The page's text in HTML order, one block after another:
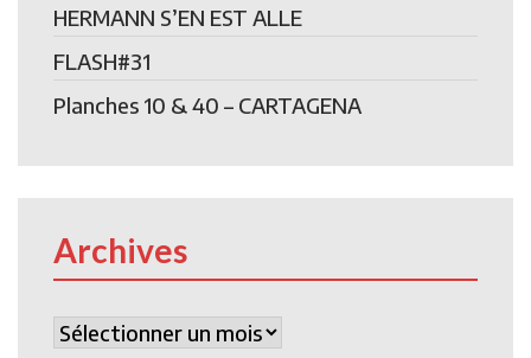
HERMANN S’EN EST ALLE
FLASH#31
Planches 10 & 40 – CARTAGENA
Archives
Archives